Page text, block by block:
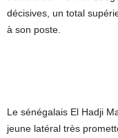
décisives, un total
à son poste.
Le sénégalais El Hadji
jeune latéral très